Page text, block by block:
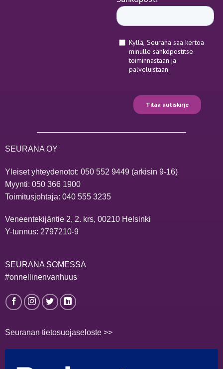
SEURANA OY
Yleiset yhteydenotot: 050 552 9449(arkisin 9-16)
Myynti: 050 366 1900
Toimitusjohtaja: 040 555 3235
Veneentekijäntie 2, 2. krs, 00210 Helsinki
Y-tunnus: 2797210-9
SEURANA SOMESSA
#onnellinenvanhuus
Seuranan tietosuojaseloste >>